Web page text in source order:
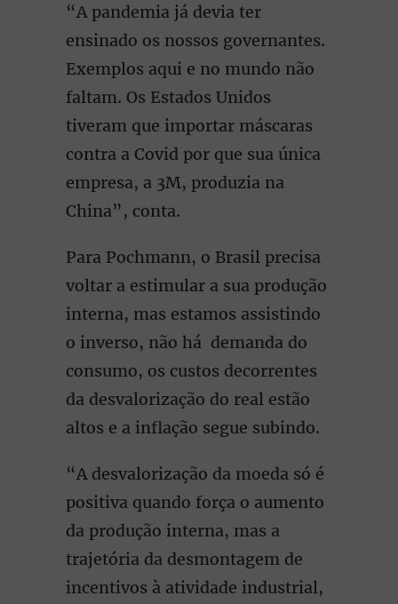
“A pandemia já devia ter
ensinado os nossos governantes.
Exemplos aqui e no mundo não
faltam. Os Estados Unidos
tiveram que importar máscaras
contra a Covid por que sua única
empresa, a 3M, produzia na
China”, conta.
Para Pochmann, o Brasil precisa
voltar a estimular a sua produção
interna, mas estamos assistindo
o inverso, não há demanda do
consumo, os custos decorrentes
da desvalorização do real estão
altos e a inflação segue subindo.
“A desvalorização da moeda só é
positiva quando força o aumento
da produção interna, mas a
trajetória da desmontagem de
incentivos à atividade industrial,